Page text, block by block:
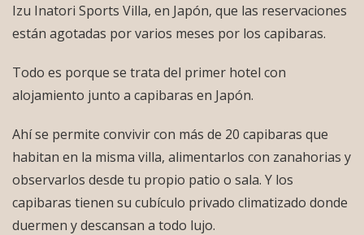
Izu Inatori Sports Villa, en Japón, que las reservaciones
están agotadas por varios meses por los capibaras.
Todo es porque se trata del primer hotel con
alojamiento junto a capibaras en Japón.
Ahí se permite convivir con más de 20 capibaras que
habitan en la misma villa, alimentarlos con zanahorias y
observarlos desde tu propio patio o sala. Y los
capibaras tienen su cubículo privado climatizado donde
duermen y descansan a todo lujo.